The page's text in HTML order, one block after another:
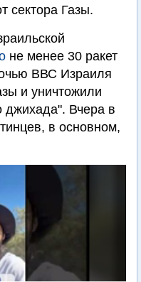
сектора Газы.
не менее 30 ракет
ВВС Израиля
и уничтожили
джихада". Вчера в
в основном,